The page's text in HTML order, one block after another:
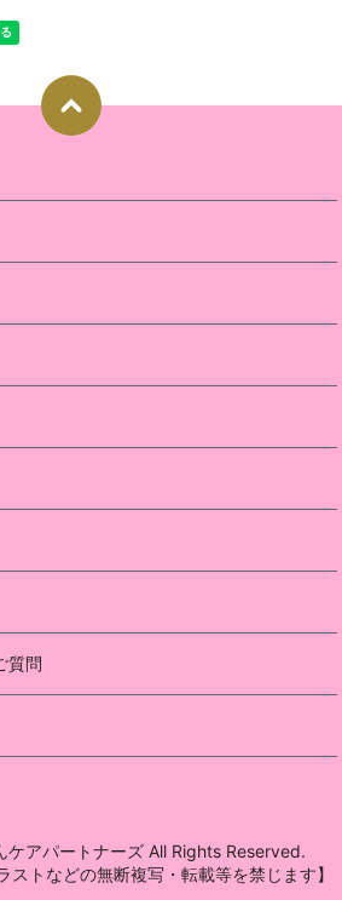
質問
アパートナーズ All Rights Reserved.
ストなどの無断複写・転載等を禁じます】